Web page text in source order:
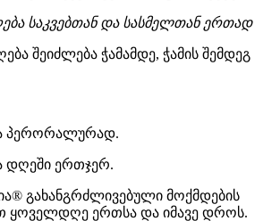
საკვებთან და სასმელთან ერთად
შეიძლება ჭამამდე, ჭამის შემდეგ
პერორალურად.
დღეში ერთჯერ.
გახანგრძლივებული მოქმდების
ყოველდღე ერთსა და იმავე დროს.